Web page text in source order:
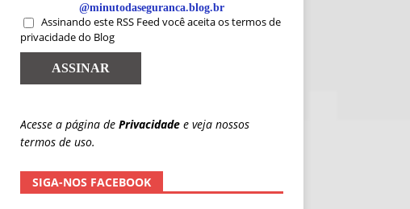
@minutodaseguranca.blog.br
Assinando este RSS Feed você aceita os termos de
privacidade do Blog
Acesse a página de Privacidade e veja nossos
termos de uso.
SIGA-NOS FACEBOOK